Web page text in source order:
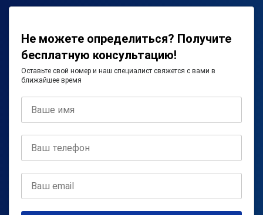
Не можете определиться? Получите
бесплатную консультацию!
Оставьте свой номер и наш специалист свяжется с вами в
ближайшее время